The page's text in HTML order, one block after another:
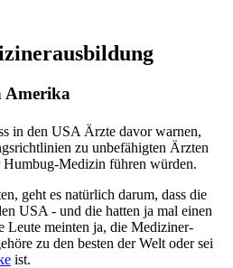
Amerika
in den USA Ärzte davor warnen,
zu unbefähigten Ärzten
Humbug-Medizin führen würden.
geht es natürlich darum, dass die
USA - und die hatten ja mal einen
Leute meinten ja, die Mediziner­
zu den besten der Welt oder sei
ist.